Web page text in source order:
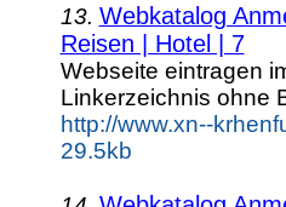
13. Webkatalog
Reisen | Hotel | 7
Webseite eintragen
Linkerzeichnis ohne
http://www.xn--
29.5kb